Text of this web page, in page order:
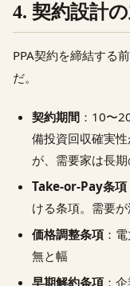
4. 契約設計
PPA契約を締結する
だ。
契約期間 ：10〜
備投資回収確実
が、需要家は長
Take-or-Pay条項
ける条項。需要
価格調整条項 ：
無と幅
早期解約条項 ：